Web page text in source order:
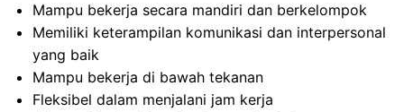
Mampu bekerja secara mandiri dan berkelompok
Memiliki keterampilan komunikasi dan interpersonal
yang baik
Mampu bekerja di bawah tekanan
Fleksibel dalam menjalani jam kerja